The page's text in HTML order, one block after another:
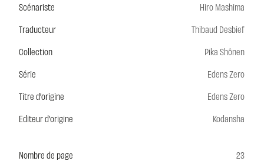
Scénariste
Hiro Mashima
Traducteur
Thibaud Desbief
Collection
Pika Shônen
Série
Edens Zero
Titre d'origine
Edens Zero
Editeur d'origine
Kodansha
Nombre de page
23